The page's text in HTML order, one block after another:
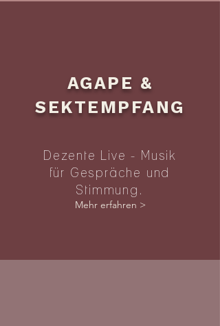
AGAPE &
SEKTEMPFANG
Dezente Live - Musik
für Gespräche und
Stimmung.
Mehr erfahren >